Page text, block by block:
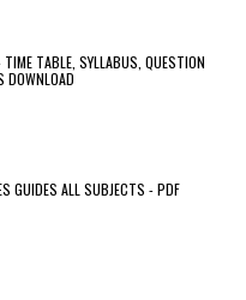
TABLE, SYLLABUS, QUESTION
DOWNLOAD
GUIDES ALL SUBJECTS - PDF